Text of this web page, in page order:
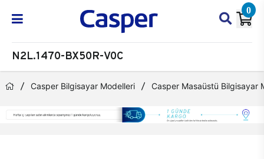
0
N2L.1470-BX50R-V0C
Casper Bilgisayar Modelleri Casper Masaüstü Bilgisayar